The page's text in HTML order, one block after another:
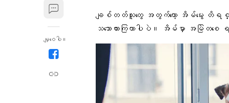
မျှဝေပါ။
ချစ်တတ်သူတွေ အတွက်တော့ အိမ်မွေး တိရစ္ဆ
သဘောထားကြတာပါပဲ။ အိမ်မှာ အမြဲတစေ